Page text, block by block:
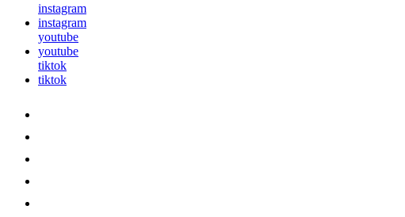
instagram
instagram
youtube
youtube
tiktok
tiktok